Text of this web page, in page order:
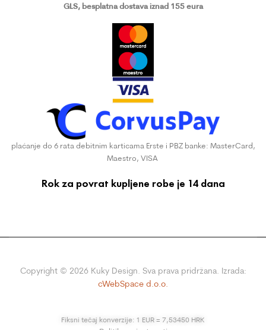
GLS, besplatna dostava iznad 155 eura
plaćanje do 6 rata debitnim karticama Erste i PBZ banke: MasterCard,
Maestro, VISA
Rok za povrat kupljene robe je 14 dana
Copyright © 2026Kuky Design. Sva prava pridržana. Izrada:
cWebSpace d.o.o.
Fiksni tečaj konverzije: 1 EUR = 7,53450 HRK